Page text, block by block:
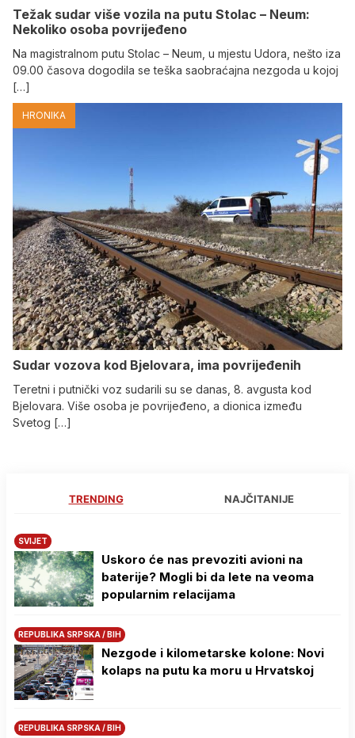
Težak sudar više vozila na putu Stolac – Neum:
Nekoliko osoba povrijeđeno
Na magistralnom putu Stolac – Neum, u mjestu Udora, nešto iza
09.00 časova dogodila se teška saobraćajna nezgoda u kojoj
[…]
HRONIKA
Sudar vozova kod Bjelovara, ima povrijeđenih
Teretni i putnički voz sudarili su se danas, 8. avgusta kod
Bjelovara. Više osoba je povrijeđeno, a dionica između
Svetog […]
TRENDING NAJČITANIJE
SVIJET
Uskoro će nas prevoziti avioni na
baterije? Mogli bi da lete na veoma
popularnim relacijama
REPUBLIKA SRPSKA / BIH
Nezgode i kilometarske kolone: Novi
kolaps na putu ka moru u Hrvatskoj
REPUBLIKA SRPSKA / BIH